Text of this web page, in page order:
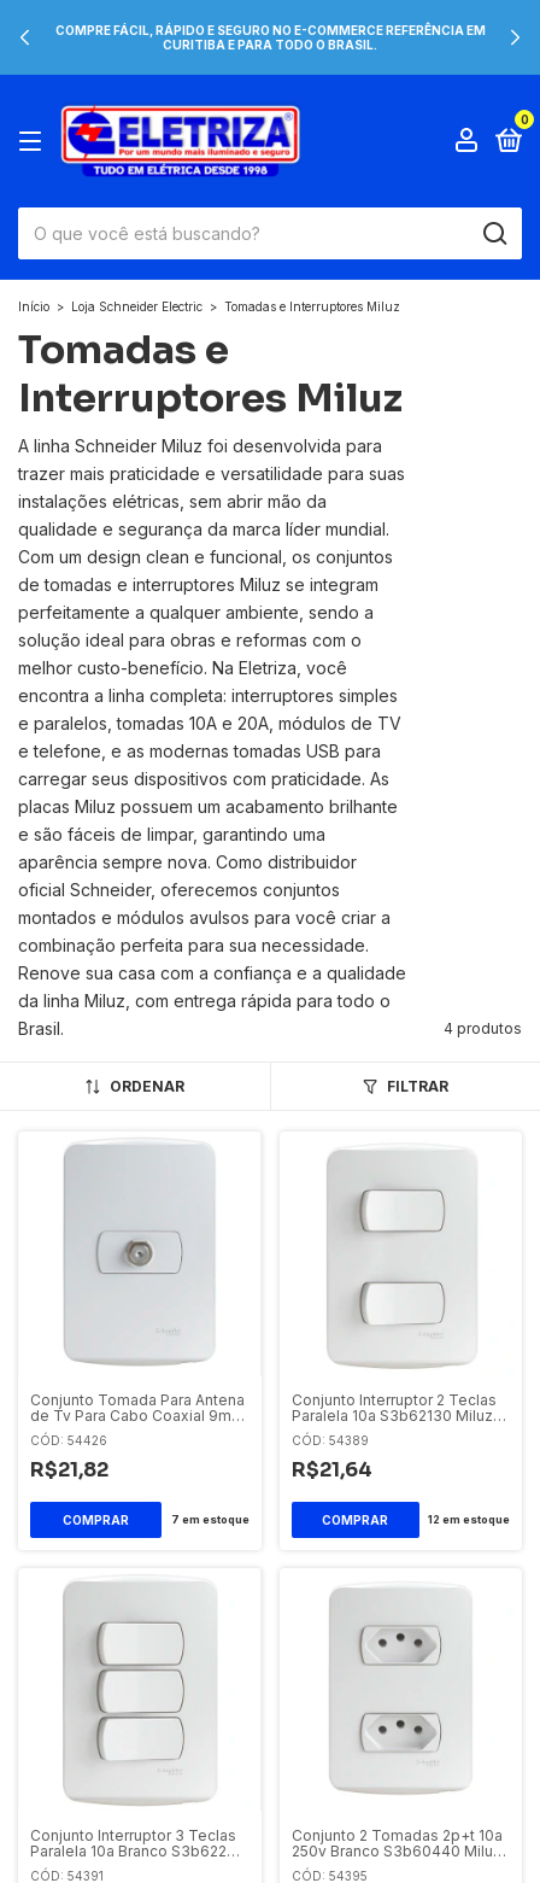
COMPRE FÁCIL, RÁPIDO E SEGURO NO E-COMMERCE REFERÊNCIA EM
CURITIBA E PARA TODO O BRASIL.
0
Início > Loja Schneider Electric > Tomadas e Interruptores Miluz
Tomadas e
Interruptores Miluz
A linha Schneider Miluz foi desenvolvida para
trazer mais praticidade e versatilidade para suas
instalações elétricas, sem abrir mão da
qualidade e segurança da marca líder mundial.
Com um design clean e funcional, os conjuntos
de tomadas e interruptores Miluz se integram
perfeitamente a qualquer ambiente, sendo a
solução ideal para obras e reformas com o
melhor custo-benefício. Na Eletriza, você
encontra a linha completa: interruptores simples
e paralelos, tomadas 10A e 20A, módulos de TV
e telefone, e as modernas tomadas USB para
carregar seus dispositivos com praticidade. As
placas Miluz possuem um acabamento brilhante
e são fáceis de limpar, garantindo uma
aparência sempre nova. Como distribuidor
oficial Schneider, oferecemos conjuntos
montados e módulos avulsos para você criar a
combinação perfeita para sua necessidade.
Renove sua casa com a confiança e a qualidade
da linha Miluz, com entrega rápida para todo o
Brasil.
4 produtos
ORDENAR FILTRAR
Conjunto Tomada Para Antena
de Tv Para Cabo Coaxial 9mm
Pl/br Miluz Schneider Electric
CÓD: 54426
R$21,82
7 em estoque
Conjunto Interruptor 2 Teclas
Paralela 10a S3b62130 Miluz
Schneider
CÓD: 54389
R$21,64
12 em estoque
Conjunto Interruptor 3 Teclas
Paralela 10a Branco S3b62230
Miluz Schneider Electric
CÓD: 54391
Conjunto 2 Tomadas 2p+t 10a
250v Branco S3b60440 Miluz
Schneider Electric
CÓD: 54395